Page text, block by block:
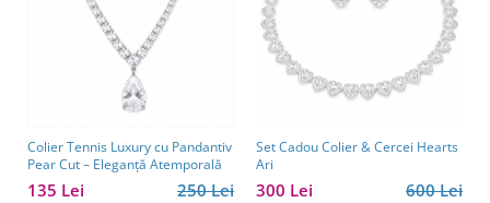
Colier Tennis Luxury cu Pandantiv
Pear Cut – Eleganță Atemporală
250 Lei
135 Lei
Set Cadou Colier & Cercei Hearts
Ari
600 Lei
300 Lei